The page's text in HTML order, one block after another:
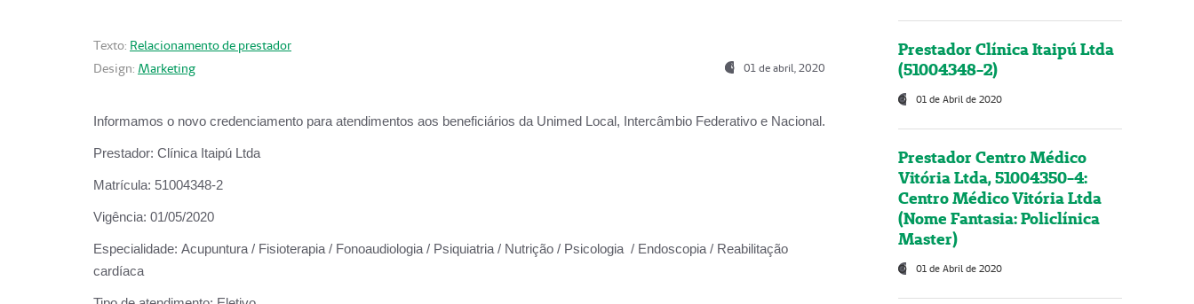
Texto: Relacionamento de prestador
Design: Marketing 01 de abril, 2020
Informamos o novo credenciamento para atendimentos aos beneficiários da Unimed Local, Intercâmbio Federativo e Nacional.
Prestador: Clínica Itaipú Ltda
Matrícula: 51004348-2
Vigência: 01/05/2020
Especialidade: Acupuntura / Fisioterapia / Fonoaudiologia / Psiquiatria / Nutrição / Psicologia / Endoscopia / Reabilitação
cardíaca
Prestador Clínica Itaipú Ltda
(51004348-2)
01 de Abril de 2020
Prestador Centro Médico
Vitória Ltda, 51004350-4:
Centro Médico Vitória Ltda
(Nome Fantasia: Policlínica
Master)
01 de Abril de 2020